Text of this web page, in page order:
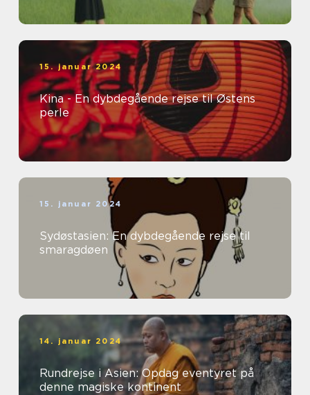
15. januar 2024
Kina - En dybdegående rejse til Østens
perle
15. januar 2024
Sydøstasien: En dybdegående rejse til
smaragdøen
14. januar 2024
Rundrejse i Asien: Opdag eventyret på
denne magiske kontinent